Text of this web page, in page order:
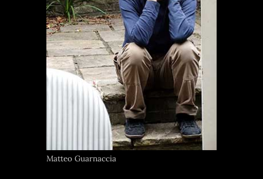
Matteo Guarnaccia